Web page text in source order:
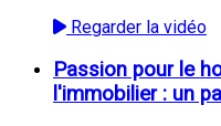
Regarder la vidéo
Passion pour le
l'immobilier : un